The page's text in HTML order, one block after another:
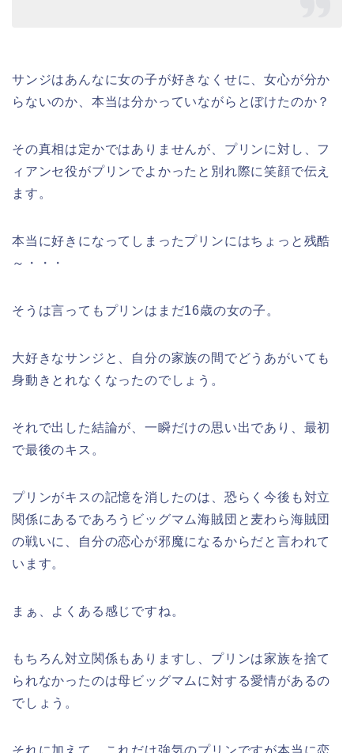
サンジはあんなに女の子が好きなくせに、女心が分か
らないのか、本当は分かっていながらとぼけたのか？
その真相は定かではありませんが、プリンに対し、フ
ィアンセ役がプリンでよかったと別れ際に笑顔で伝え
ます。
本当に好きになってしまったプリンにはちょっと残酷
～・・・
そうは言ってもプリンはまだ16歳の女の子。
大好きなサンジと、自分の家族の間でどうあがいても
身動きとれなくなったのでしょう。
それで出した結論が、一瞬だけの思い出であり、最初
で最後のキス。
プリンがキスの記憶を消したのは、恐らく今後も対立
関係にあるであろうビッグマム海賊団と麦わら海賊団
の戦いに、自分の恋心が邪魔になるからだと言われて
います。
まぁ、よくある感じですね。
もちろん対立関係もありますし、プリンは家族を捨て
られなかったのは母ビッグマムに対する愛情があるの
でしょう。